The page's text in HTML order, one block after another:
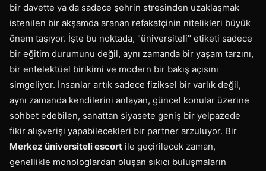
bir davette ya da sadece şehrin stresinden uzaklaşmak
istenilen bir akşamda aranan refakatçinin nitelikleri büyük
önem taşıyor. İşte bu noktada, "üniversiteli" etiketi sadece
bir eğitim durumunu değil, aynı zamanda bir yaşam tarzını,
bir entelektüel birikimi ve modern bir bakış açısını
simgeliyor. İnsanlar artık sadece fiziksel bir varlık değil,
aynı zamanda kendilerini anlayan, güncel konular üzerine
sohbet edebilen, sanattan siyasete geniş bir yelpazede
fikir alışverişi yapabilecekleri bir partner arzuluyor. Bir
Merkez üniversiteli escort ile geçirilecek zaman,
genellikle monologlardan oluşan sıkıcı buluşmaların